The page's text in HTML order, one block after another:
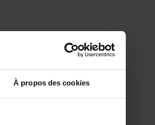
À propos des cookies